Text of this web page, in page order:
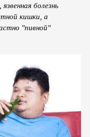
болезнь
кишки, а
"пивной"